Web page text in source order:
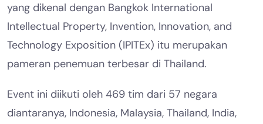
yang dikenal dengan Bangkok International
Intellectual Property, Invention, Innovation, and
Technology Exposition (IPITEx) itu merupakan
pameran penemuan terbesar di Thailand.
Event ini diikuti oleh 469 tim dari 57 negara
diantaranya, Indonesia, Malaysia, Thailand, India,